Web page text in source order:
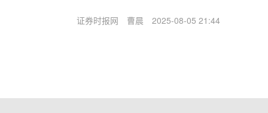
证券时报网 曹晨 2025-08-05 21:44